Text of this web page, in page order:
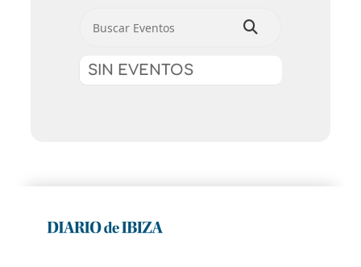
SIN EVENTOS